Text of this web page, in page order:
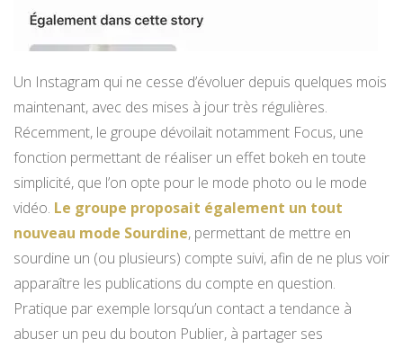
Un Instagram qui ne cesse d’évoluer depuis quelques mois
maintenant, avec des mises à jour très régulières.
Récemment, le groupe dévoilait notamment Focus, une
fonction permettant de réaliser un effet bokeh en toute
simplicité, que l’on opte pour le mode photo ou le mode
vidéo. Le groupe proposait également un tout
nouveau mode Sourdine, permettant de mettre en
sourdine un (ou plusieurs) compte suivi, afin de ne plus voir
apparaître les publications du compte en question.
Pratique par exemple lorsqu’un contact a tendance à
abuser un peu du bouton Publier, à partager ses